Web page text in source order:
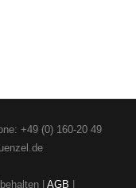
+49 (0) 160-20 49
| AGB